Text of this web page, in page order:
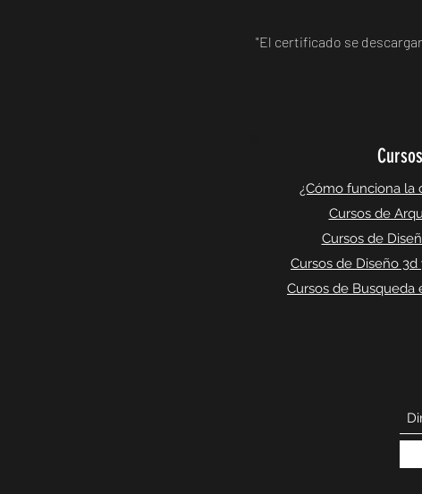
"El certificado se
Cursos
¿Cómo funciona la
Cursos de
Cursos de
Cursos de Diseño
Cursos de Busqueda